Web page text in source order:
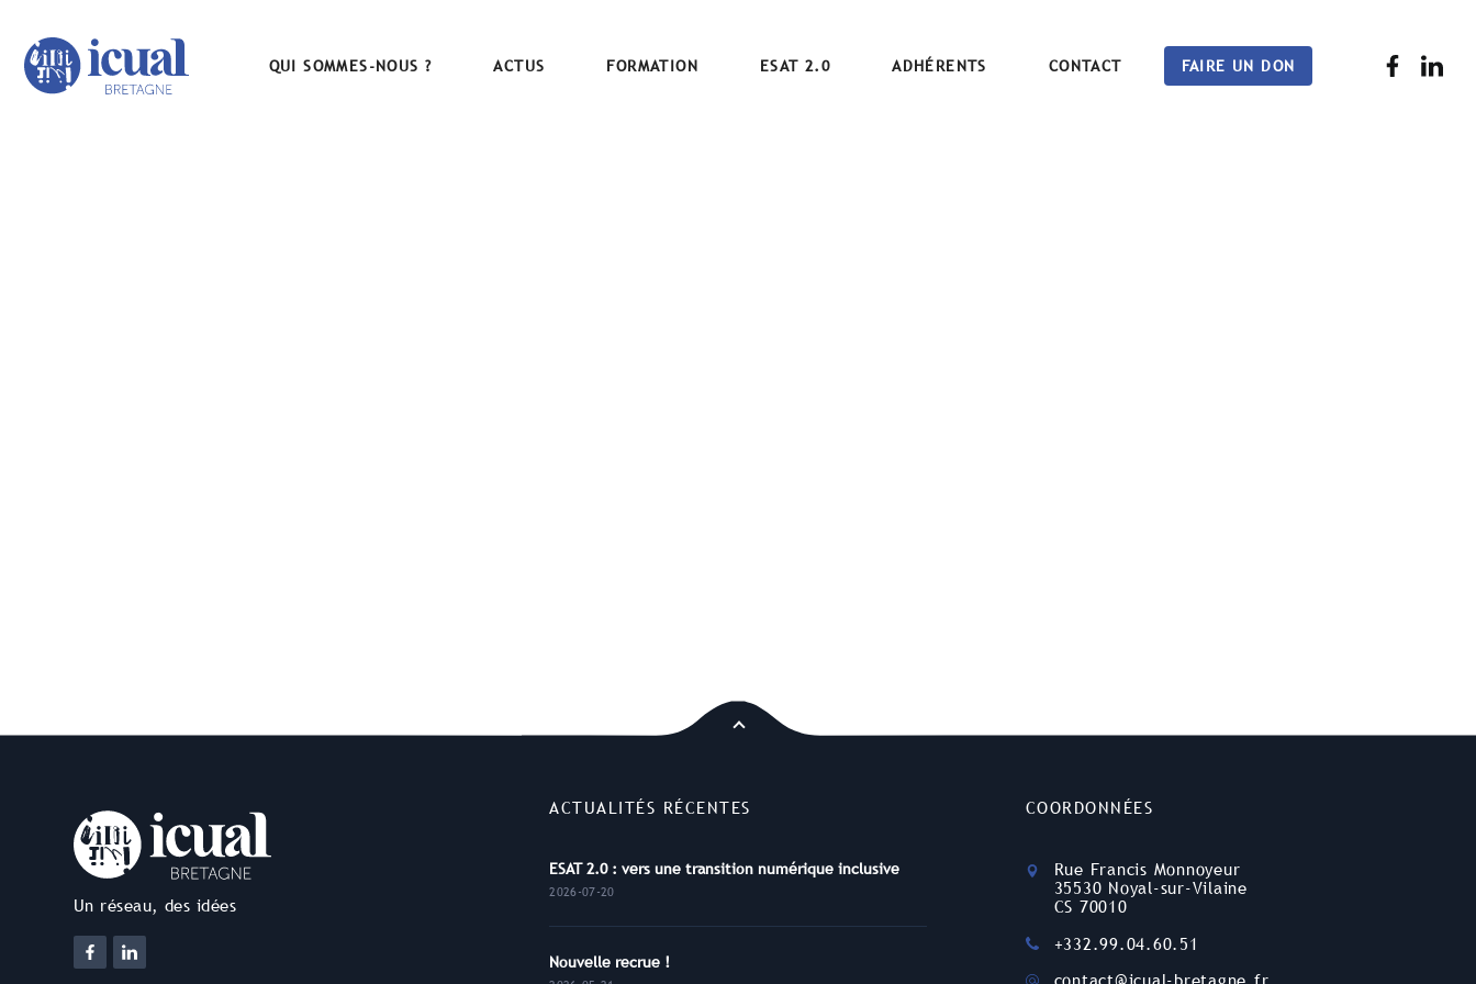
QUI SOMMES-NOUS ? ACTUS FORMATION ESAT 2.0 ADHÉRENTS CONTACT FAIRE UN DON
Un réseau, des idées
ACTUALITÉS RÉCENTES
ESAT 2.0 : vers une transition numérique inclusive
2026-07-20
Nouvelle recrue !
COORDONNÉES
Rue Francis Monnoyeur
35530 Noyal-sur-Vilaine
CS 70010
+332.99.04.60.51
contact@icual-bretagne.fr